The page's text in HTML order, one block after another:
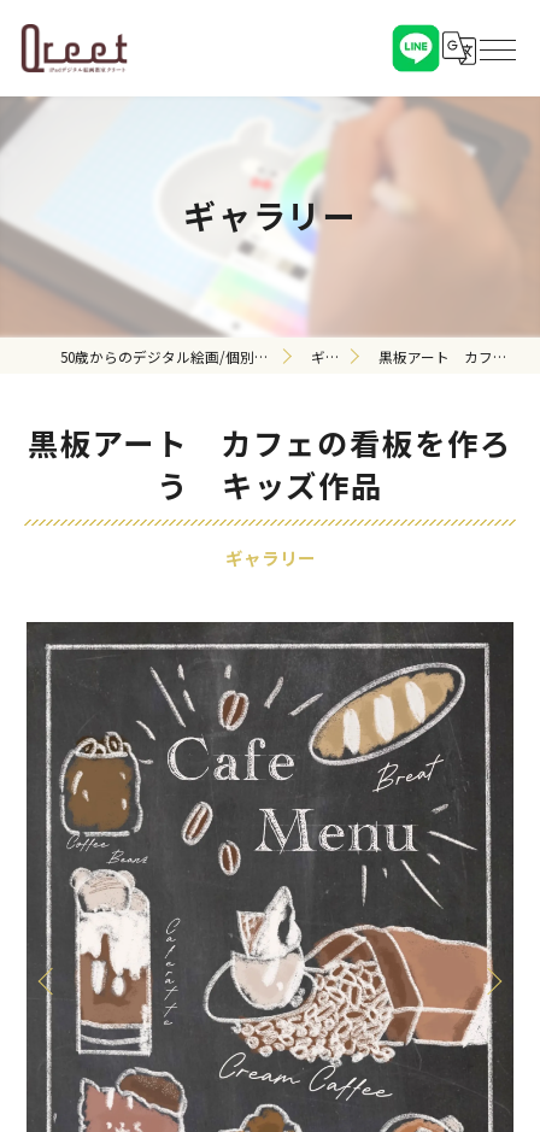
ギャラリー
50歳からのデジタル絵画/個別教室 Qreet（クリート）（対面・オンライン） ギャラリー 黒板アート カフェの看板を作ろう キッズ作品
ギャラリー
黒板アート カフェの看板を作ろ
う キッズ作品